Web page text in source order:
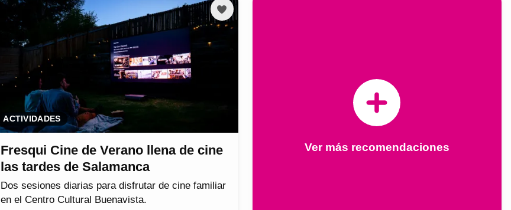
ACTIVIDADES
Fresqui Cine de Verano llena de cine
las tardes de Salamanca
Dos sesiones diarias para disfrutar de cine familiar
en el Centro Cultural Buenavista.
Ver más recomendaciones